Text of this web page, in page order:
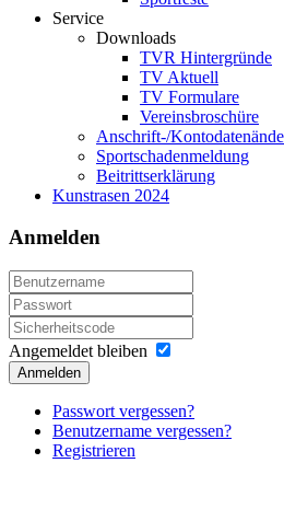
Service
Downloads
TVR Hintergründe
TV Aktuell
TV Formulare
Vereinsbroschüre
Anschrift-/
Sportschadenmeldung
Beitrittserklärung
Kunstrasen 2024
Anmelden
Angemeldet bleiben
Anmelden
Passwort vergessen?
Benutzername vergessen?
Registrieren